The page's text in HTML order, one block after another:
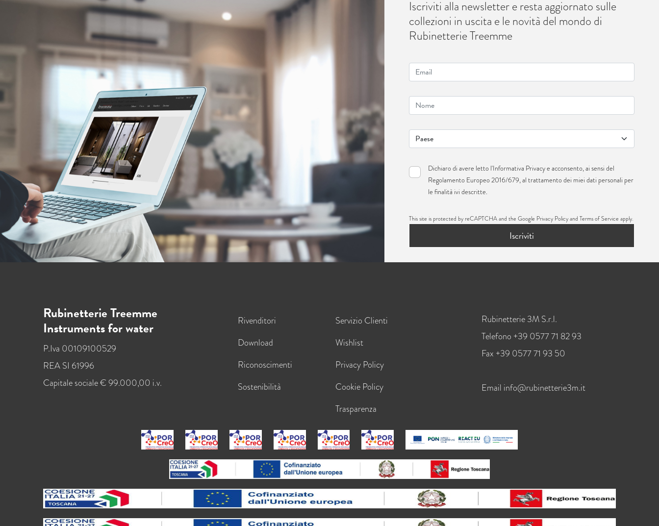
Iscriviti alla newsletter e resta aggiornato sulle
collezioni in uscita e le novità del mondo di
Rubinetterie Treemme
Dichiaro di avere letto l'Informativa Privacye acconsento, ai sensi del
Regolamento Europeo 2016/679, al trattamento dei miei dati personali per
le finalità ivi descritte.
This site is protected by reCAPTCHA and the Google Privacy Policyand Terms of Service apply.
Iscriviti
Rubinetterie Treemme
Instruments for water
P.Iva 00109100529
REA SI 61996
Capitale sociale € 99.000,00 i.v.
Rivenditori
Download
Riconoscimenti
Sostenibilità
Servizio Clienti
Wishlist
Privacy Policy
Cookie Policy
Trasparenza
Rubinetterie 3M S.r.l.
Telefono +39 0577 71 82 93
Fax +39 0577 71 93 50
Email info@rubinetterie3m.it